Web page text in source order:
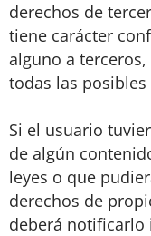
derechos de
tiene carácter
alguno a
todas las
Si el usuario
de algún
leyes o que
derechos de
deberá notificarlo